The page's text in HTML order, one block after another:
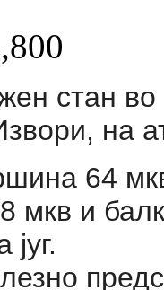
стан
на
64
мкв и